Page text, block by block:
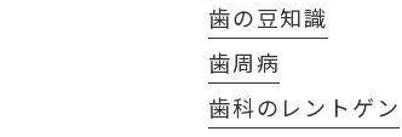
歯の豆知識
歯周病
歯科のレントゲン